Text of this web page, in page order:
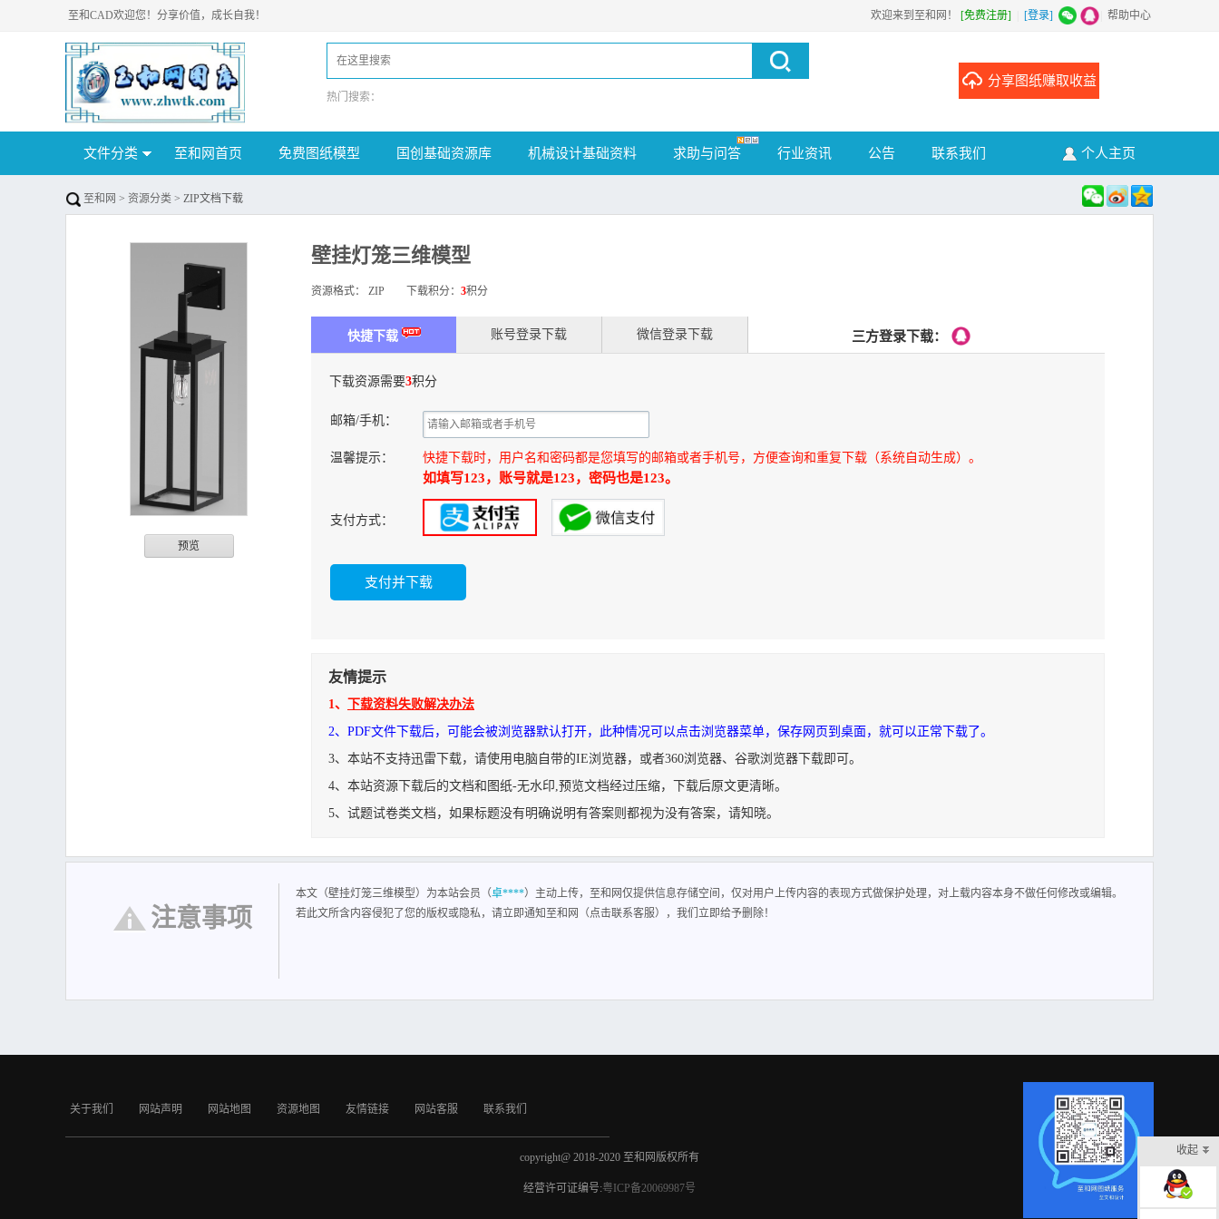
欢迎来到至和网！ [免费注册] [登录] 帮助中心
至和CAD欢迎您！分享价值，成长自我！
热门搜索：
分享图纸赚取收益
文件分类 至和网首页 免费图纸模型 国创基础资源库 机械设计基础资料 求助与问答 行业资讯 公告 联系我们 个人主页
至和网 > 资源分类 > ZIP文档下载
预览
壁挂灯笼三维模型
资源格式： ZIP 下载积分： 3积分
快捷下载 账号登录下载 微信登录下载 三方登录下载：
下载资源需要3积分
邮箱/手机：
温馨提示： 快捷下载时，用户名和密码都是您填写的邮箱或者手机号，方便查询和重复下载（系统自动生成）。
如填写123，账号就是123，密码也是123。
支付方式：
友情提示
1、
下载资料失败解决办法
2、PDF文件下载后，可能会被浏览器默认打开，此种情况可以点击浏览器菜单，保存网页到桌面，就可以正常下载了。
3、本站不支持迅雷下载，请使用电脑自带的IE浏览器，或者360浏览器、谷歌浏览器下载即可。
4、本站资源下载后的文档和图纸-无水印,预览文档经过压缩，下载后原文更清晰。
5、试题试卷类文档，如果标题没有明确说明有答案则都视为没有答案，请知晓。
注意事项
本文（壁挂灯笼三维模型）为本站会员（卓****）主动上传，至和网仅提供信息存储空间，仅对用户上传内容的表现方式做保护处理，对上载内容本身不做任何修改或编辑。
若此文所含内容侵犯了您的版权或隐私，请立即通知至和网（点击联系客服），我们立即给予删除！
关于我们 网站声明 网站地图 资源地图 友情链接 网站客服 联系我们
copyright@ 2018-2020 至和网版权所有
经营许可证编号:粤ICP备20069987号
收起
在线客服